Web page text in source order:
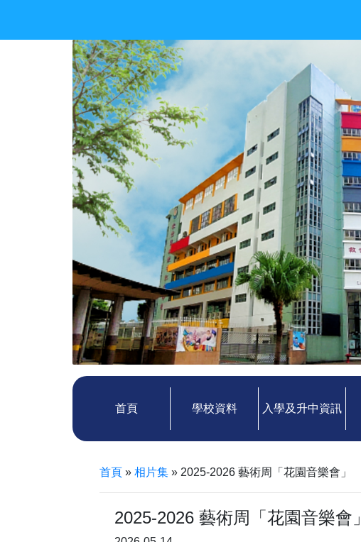
首頁 學校資料 入學及升中資訊
首頁» 相片集» 2025-2026 藝術周「花園音樂會」
2025-2026 藝術周「花園音樂會」